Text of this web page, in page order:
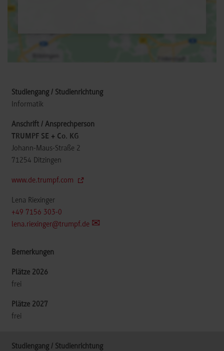
Informatik
TRUMPF SE + Co. KG
Johann-Maus-Straße 2
71254 Ditzingen
www.de.trumpf.com
Lena Riexinger
+49 7156 303-0
lena.riexinger@trumpf.de
frei
frei